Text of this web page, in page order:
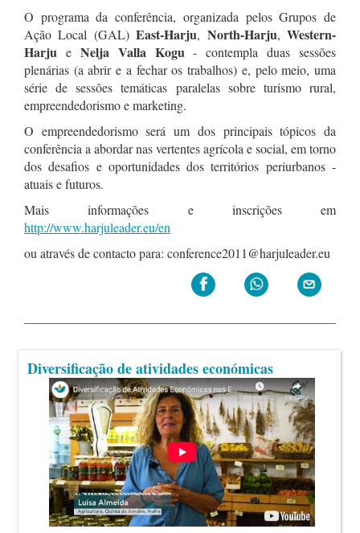
O programa da conferência, organizada pelos Grupos de
Ação Local (GAL)East-Harju, North-Harju, Western-
Harju e Nelja Valla Kogu - contempla duas sessões
plenárias (a abrir e a fechar os trabalhos) e, pelo meio, uma
série de sessões temáticas paralelas sobre turismo rural,
empreendedorismo e marketing.
O empreendedorismo será um dos principais tópicos da
conferência a abordar nas vertentes agrícola e social, em torno
dos desafios e oportunidades dos territórios periurbanos -
atuais e futuros.
Mais informações e inscrições em
http://www.harjuleader.eu/en
ou através de contacto para: conference2011@harjuleader.eu
Diversificação de atividades económicas